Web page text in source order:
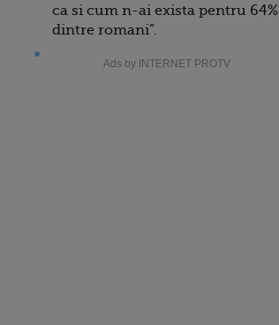
ca si cum n-ai exista pentru 64%
dintre romani”.
Ads by INTERNET PROTV